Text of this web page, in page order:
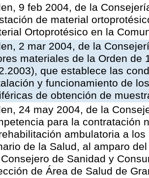
9 feb 2004, de la
de material
Ortoprotésico en la
2 mar 2004, de la
materiales de la Orden de
que establece las
y funcionamiento de
de obtención de
24 may 2004, de la
para la contratación
ambulatoria a
de la Salud, al amparo
de Sanidad y
de Área de Salud de